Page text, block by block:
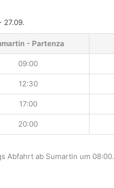
27.09.
- Partenza
09:00
12:30
17:00
20:00
Abfahrt ab Sumartin um 08:00.